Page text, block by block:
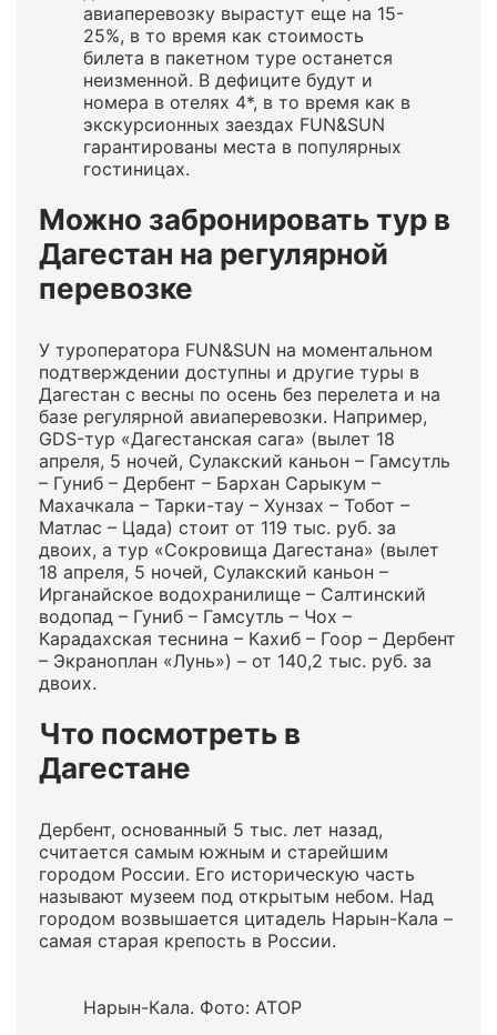
авиаперевозку вырастут еще на 15-
25%, в то время как стоимость
билета в пакетном туре останется
неизменной. В дефиците будут и
номера в отелях 4*, в то время как в
экскурсионных заездах FUN&SUN
гарантированы места в популярных
гостиницах.
Можно забронировать тур в
Дагестан на регулярной
перевозке
У туроператора FUN&SUN на моментальном
подтверждении доступны и другие туры в
Дагестан с весны по осень без перелета и на
базе регулярной авиаперевозки. Например,
GDS-тур «Дагестанская сага» (вылет 18
апреля, 5 ночей, Сулакский каньон – Гамсутль
– Гуниб – Дербент – Бархан Сарыкум –
Махачкала – Тарки-тау – Хунзах – Тобот –
Матлас – Цада) стоит от 119 тыс. руб. за
двоих, а тур «Сокровища Дагестана» (вылет
18 апреля, 5 ночей, Сулакский каньон –
Ирганайское водохранилище – Салтинский
водопад – Гуниб – Гамсутль – Чох –
Карадахская теснина – Кахиб – Гоор – Дербент
– Экраноплан «Лунь») – от 140,2 тыс. руб. за
двоих.
Что посмотреть в
Дагестане
Дербент, основанный 5 тыс. лет назад,
считается самым южным и старейшим
городом России. Его историческую часть
называют музеем под открытым небом. Над
городом возвышается цитадель Нарын-Кала –
самая старая крепость в России.
Нарын-Кала. Фото: АТОР